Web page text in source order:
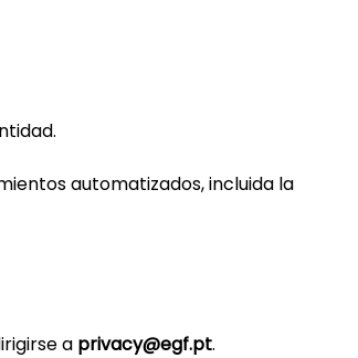
automatizados, incluida la
a privacy@egf.pt.